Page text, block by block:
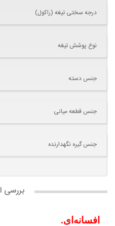
درجه سختی تیغه (راکول)
نوع پوشش تیغه
جنس دسته
جنس قطعه میانی
جنس گیره نگهدارنده
بررسی
افسانه‌ای.